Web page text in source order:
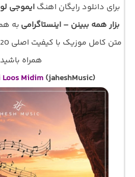
برای دانلود رایگان اهنگ ایموجی
بزار همه ببینن – اینستاگرامی به
متن کامل موزیک با کیفیت اصلی 320 و 128 با
همراه باشید
Loos Midim(jaheshMusic)